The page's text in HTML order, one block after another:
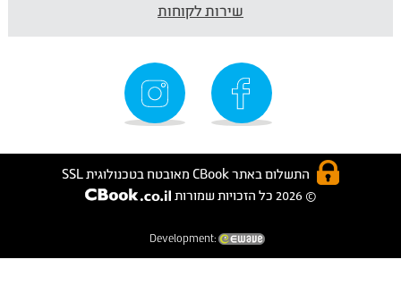
שירות לקוחות
התשלום באתר CBook מאובטח בטכנולוגית SSL
© 2026 כל הזכויות שמורות
Development: